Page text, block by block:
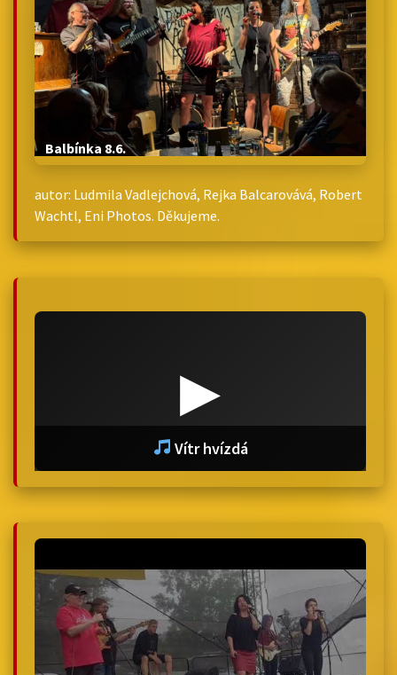
Balbínka 8.6.
autor: Ludmila Vadlejchová, Rejka Balcarovává, Robert
Wachtl, Eni Photos. Děkujeme.
▶
Vítr hvízdá